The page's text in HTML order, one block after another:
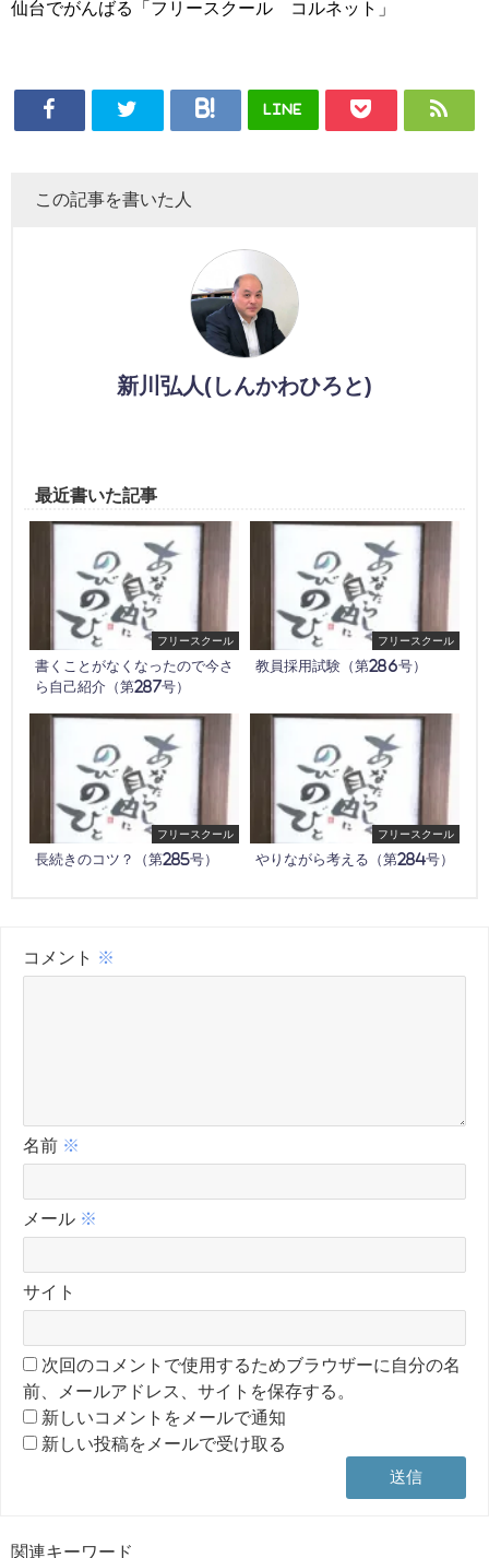
仙台でがんばる「フリースクール コルネット」
LINE
この記事を書いた人
新川弘人(しんかわひろと)
最近書いた記事
フリースクール
書くことがなくなったので今さ
ら自己紹介（第287号）
フリースクール
教員採用試験（第286号）
フリースクール
長続きのコツ？（第285号）
フリースクール
やりながら考える（第284号）
コメント ※
名前 ※
メール ※
サイト
次回のコメントで使用するためブラウザーに自分の名
前、メールアドレス、サイトを保存する。
新しいコメントをメールで通知
新しい投稿をメールで受け取る
関連キーワード